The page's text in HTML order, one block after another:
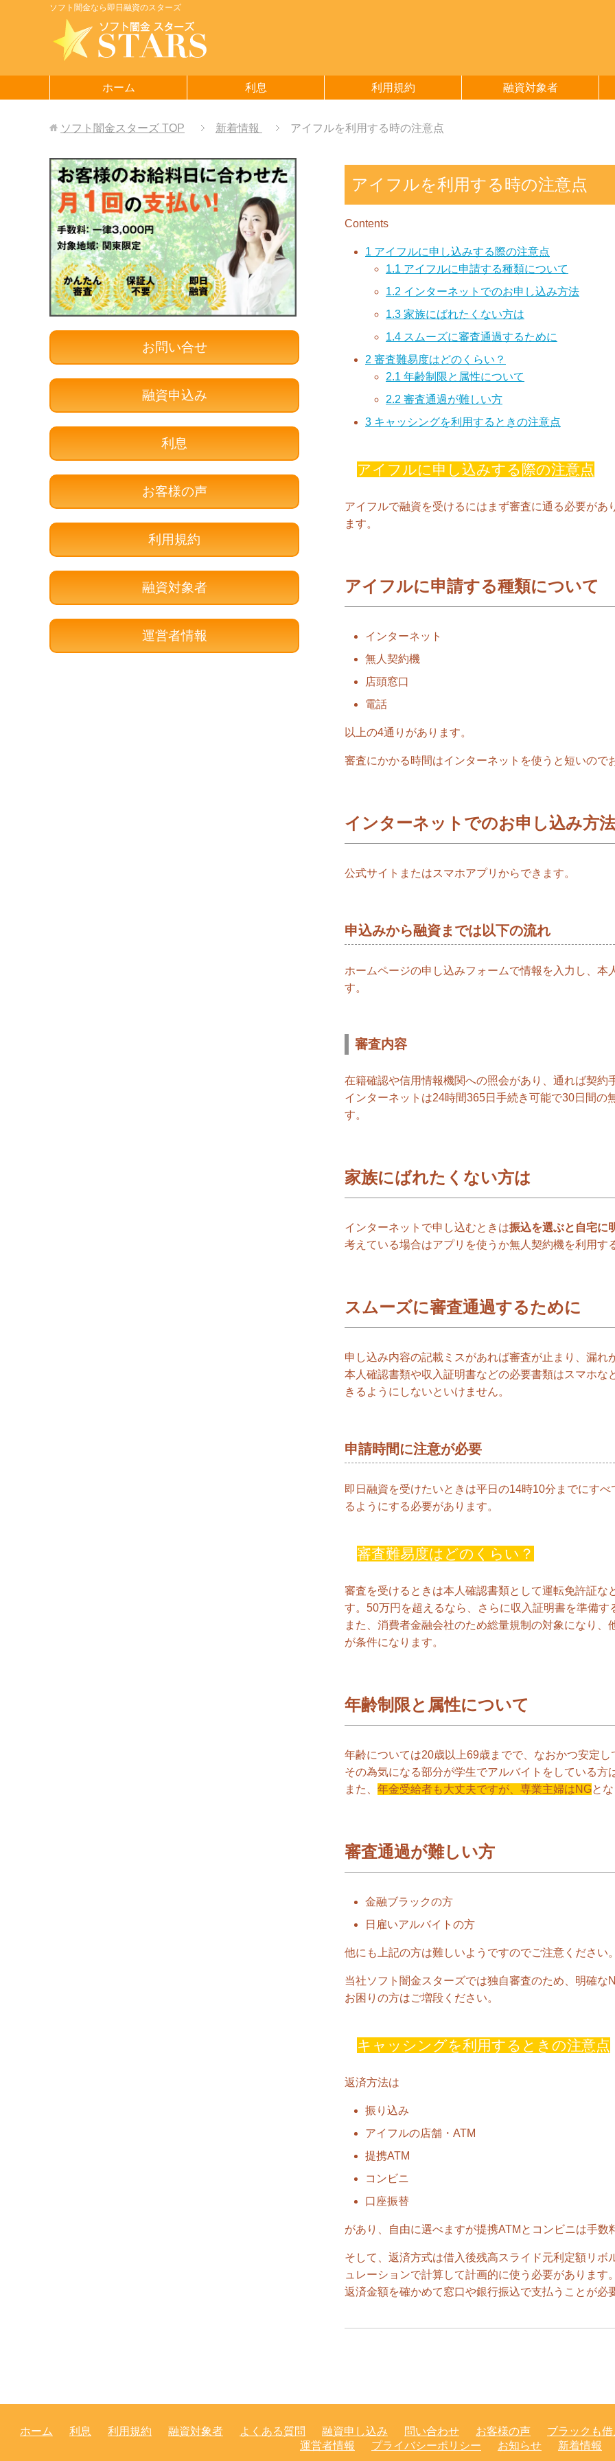
ソフト闇金なら即日融資のスターズ
ホーム 利息 利用規約 融資対象者
ソフト闇金スターズ TOP 新着情報 アイフルを利用する時の注意点
アイフルを利用する時の注意点
Contents
1 アイフルに申し込みする際の注意点
1.1 アイフルに申請する種類について
1.2 インターネットでのお申し込み方法
1.3 家族にばれたくない方は
1.4 スムーズに審査通過するために
2 審査難易度はどのくらい？
2.1 年齢制限と属性について
2.2 審査通過が難しい方
3 キャッシングを利用するときの注意点
アイフルに申し込みする際の注意点
アイフルで融資を受けるにはまず審査に通る必要があ
ます。
アイフルに申請する種類について
インターネット
無人契約機
店頭窓口
電話
以上の4通りがあります。
審査にかかる時間はインターネットを使うと短いので
インターネットでのお申し込み方法
公式サイトまたはスマホアプリからできます。
申込みから融資までは以下の流れ
ホームページの申し込みフォームで情報を入力し、本
す。
審査内容
在籍確認や信用情報機関への照会があり、通れば契約
インターネットは24時間365日手続き可能で30日間
す。
家族にばれたくない方は
インターネットで申し込むときは振込を選ぶと自宅に
考えている場合はアプリを使うか無人契約機を利用す
スムーズに審査通過するために
申し込み内容の記載ミスがあれば審査が止まり、漏れ
本人確認書類や収入証明書などの必要書類はスマホ
きるようにしないといけません。
申請時間に注意が必要
即日融資を受けたいときは平日の14時10分までにす
るようにする必要があります。
審査難易度はどのくらい？
審査を受けるときは本人確認書類として運転免許証
す。50万円を超えるなら、さらに収入証明書を準備す
また、消費者金融会社のため総量規制の対象になり
が条件になります。
年齢制限と属性について
年齢については20歳以上69歳までで、なおかつ安定し
その為気になる部分が学生でアルバイトをしている方
また、 年金受給者も大丈夫ですが、専業主婦はNGと
審査通過が難しい方
金融ブラックの方
日雇いアルバイトの方
他にも上記の方は難しいようですのでご注意ください。
当社ソフト闇金スターズでは独自審査のため、明確な
お困りの方はご増段ください。
キャッシングを利用するときの注意点
返済方法は
振り込み
アイフルの店舗・ATM
提携ATM
コンビニ
口座振替
があり、自由に選べますが提携ATMとコンビニは手数
そして、返済方式は借入後残高スライド元利定額リボ
ュレーションで計算して計画的に使う必要がありま
返済金額を確かめて窓口や銀行振込で支払うことが必
お問い合せ
融資申込み
利息
お客様の声
利用規約
融資対象者
運営者情報
ホーム 利息 利用規約 融資対象者 よくある質問 融資申し込み 問い合わせ お客様の声 ブラックも
運営者情報
プライバシーポリシー お知らせ 新着情報